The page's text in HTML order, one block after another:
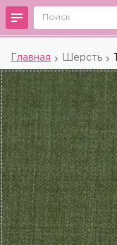
Главная Шерсть